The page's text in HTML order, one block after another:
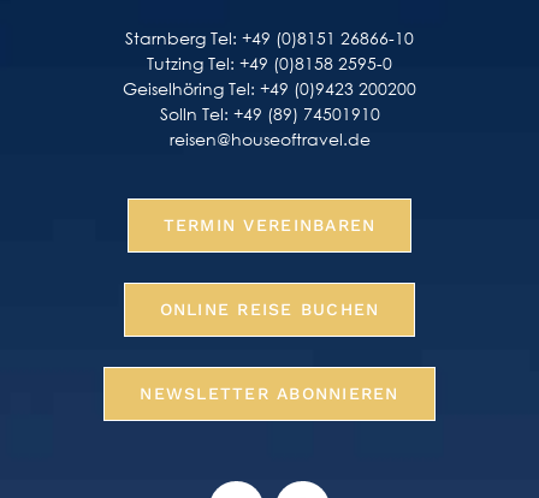
Starnberg Tel: +49 (0)8151 26866-10
Tutzing Tel: +49 (0)8158 2595-0
Geiselhöring Tel: +49 (0)9423 200200
Solln Tel: +49 (89) 74501910
reisen@houseoftravel.de
TERMIN VEREINBAREN
ONLINE REISE BUCHEN
NEWSLETTER ABONNIEREN